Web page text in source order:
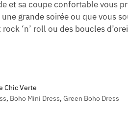
et sa coupe confortable vous
grande soirée ou que vous
‘n’ roll ou des boucles
Chic Verte
, Boho Mini Dress, Green Boho Dress